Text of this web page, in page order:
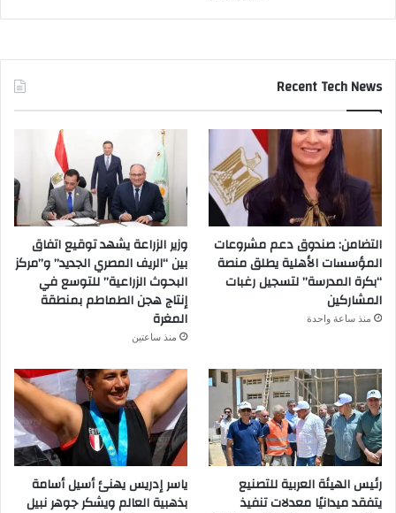
Recent Tech News
التضامن: صندوق دعم مشروعات
المؤسسات الأهلية يطلق منصة
“بكرة المدرسة” لتسجيل رغبات
المشاركين
منذ ساعة واحدة
وزير الزراعة يشهد توقيع اتفاق
بين “الريف المصري الجديد” و”مركز
البحوث الزراعية” للتوسع في
إنتاج هجن الطماطم بمنطقة
المغرة
منذ ساعتين
رئيس الهيئة العربية للتصنيع
يتفقد ميدانيًا معدلات تنفيذ
ياسر إدريس يهنئ أسيل أسامة
بذهبية العالم ويشكر جوهر نبيل